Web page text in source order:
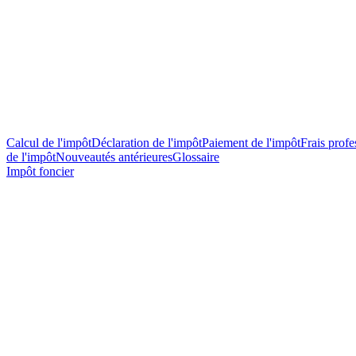
Calcul de l'impôtDéclaration de l'impôtPaiement de l'impôtFrais
de l'impôtNouveautés antérieuresGlossaire
Impôt foncier